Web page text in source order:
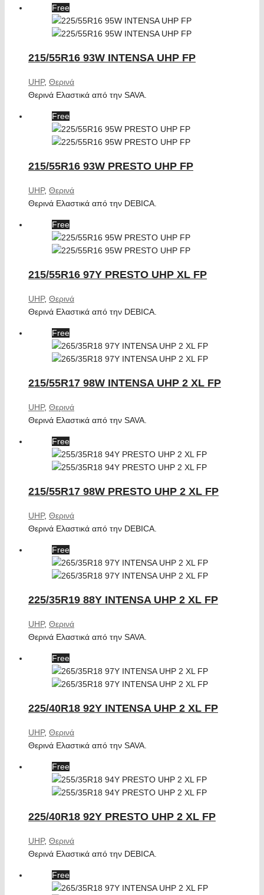
Free
215/55R16 93W INTENSA UHP FP
UHP, Θερινά
Θερινά Ελαστικά από την SAVA.
Free
215/55R16 93W PRESTO UHP FP
UHP, Θερινά
Θερινά Ελαστικά από την DEBICA.
Free
215/55R16 97Y PRESTO UHP XL FP
UHP, Θερινά
Θερινά Ελαστικά από την DEBICA.
Free
215/55R17 98W INTENSA UHP 2 XL FP
UHP, Θερινά
Θερινά Ελαστικά από την SAVA.
Free
215/55R17 98W PRESTO UHP 2 XL FP
UHP, Θερινά
Θερινά Ελαστικά από την DEBICA.
Free
225/35R19 88Y INTENSA UHP 2 XL FP
UHP, Θερινά
Θερινά Ελαστικά από την SAVA.
Free
225/40R18 92Y INTENSA UHP 2 XL FP
UHP, Θερινά
Θερινά Ελαστικά από την SAVA.
Free
225/40R18 92Y PRESTO UHP 2 XL FP
UHP, Θερινά
Θερινά Ελαστικά από την DEBICA.
Free